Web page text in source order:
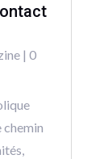
| 0
chemin